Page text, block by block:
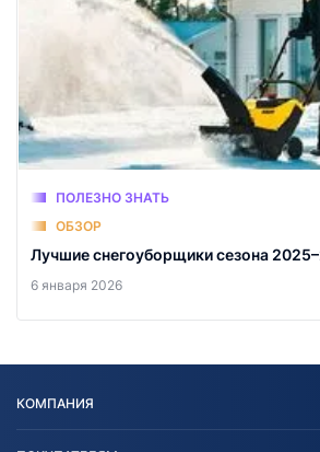
ПОЛЕЗНО ЗНАТЬ
ОБЗОР
Лучшие снегоуборщики сезона
6 января 2026
КОМПАНИЯ